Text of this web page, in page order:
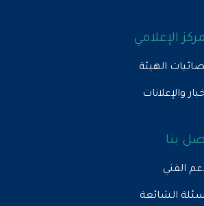
الإعلامي
الهيئة
والإعلانات
بنا
الفني
الشائعة